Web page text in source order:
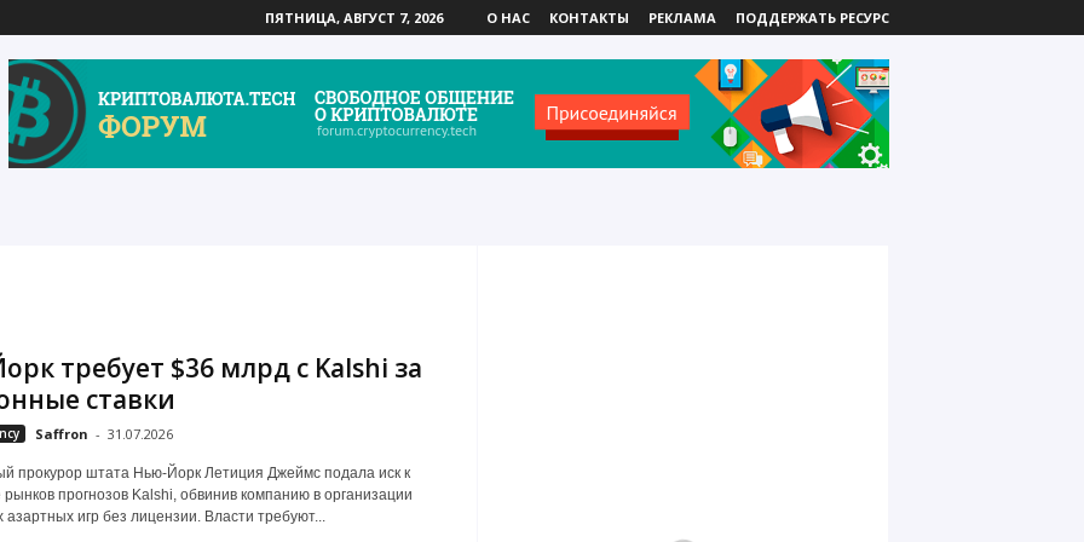
ПЯТНИЦА, АВГУСТ 7, 2026 О НАС КОНТАКТЫ РЕКЛАМА ПОДДЕРЖАТЬ РЕСУРС
требует $36 млрд с Kalshi за
ставки
Saffron - 31.07.2026
прокурор штата Нью-Йорк Летиция Джеймс подала иск к
прогнозов Kalshi, обвинив компанию в организации
азартных игр без лицензии. Власти требуют...